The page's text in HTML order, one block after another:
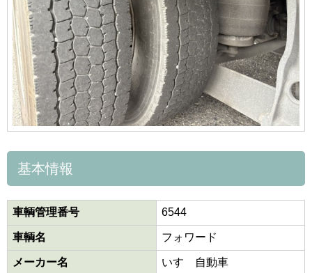
基本情報
車輌管理番号 6544
車輌名 フォワード
メーカー名 いすゞ自動車